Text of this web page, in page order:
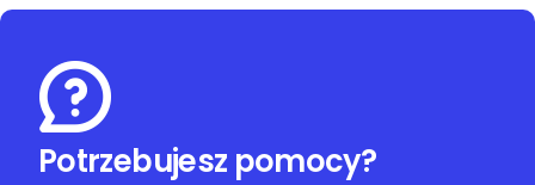
Potrzebujesz pomocy?